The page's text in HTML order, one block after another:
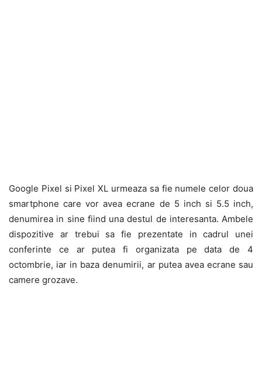
Google Pixel si Pixel XL urmeaza sa fie numele celor doua
smartphone care vor avea ecrane de 5 inch si 5.5 inch,
denumirea in sine fiind una destul de interesanta. Ambele
dispozitive ar trebui sa fie prezentate in cadrul unei
conferinte ce ar putea fi organizata pe data de 4
octombrie, iar in baza denumirii, ar putea avea ecrane sau
camere grozave.